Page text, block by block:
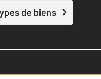
de biens